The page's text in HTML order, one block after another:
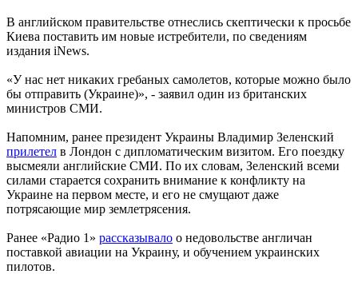
В английском правительстве отнеслись скептически к просьбе
Киева поставить им новые истребители, по сведениям
издания iNews.
«У нас нет никаких гребаных самолетов, которые можно было
бы отправить (Украине)», - заявил один из британских
министров СМИ.
Напомним, ранее президент Украины Владимир Зеленский
прилетел в Лондон с дипломатическим визитом. Его поездку
высмеяли английские СМИ. По их словам, Зеленский всеми
силами старается сохранить внимание к конфликту на
Украине на первом месте, и его не смущают даже
потрясающие мир землетрясения.
Ранее «Радио 1» рассказывало о недовольстве англичан
поставкой авиации на Украину, и обучением украинских
пилотов.